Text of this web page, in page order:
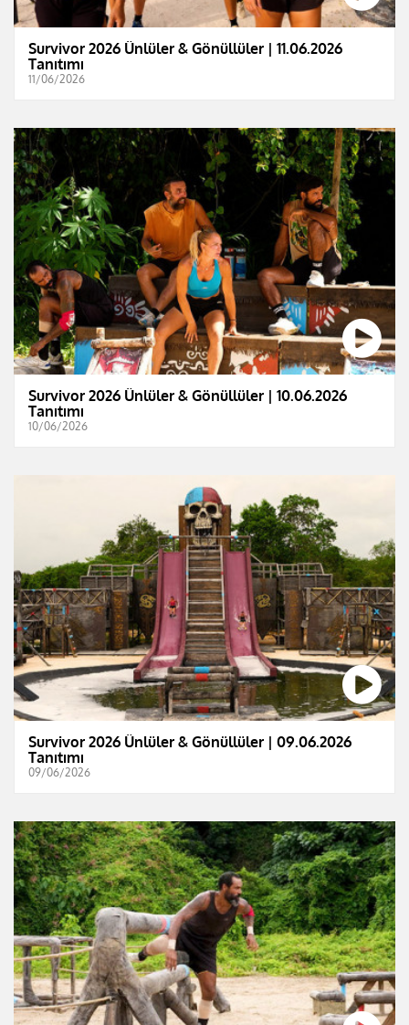
Survivor 2026 Ünlüler & Gönüllüler | 11.06.2026
Tanıtımı
11/06/2026
Survivor 2026 Ünlüler & Gönüllüler | 10.06.2026
Tanıtımı
10/06/2026
Survivor 2026 Ünlüler & Gönüllüler | 09.06.2026
Tanıtımı
09/06/2026